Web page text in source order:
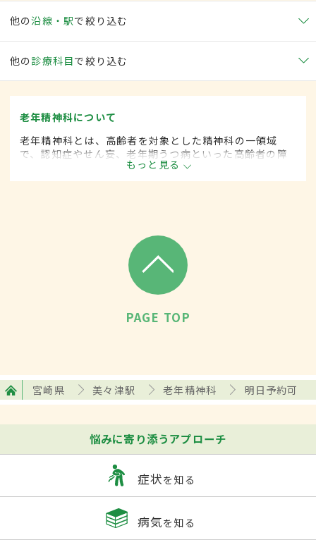
他の沿線・駅で絞り込む
他の 診療科目で絞り込む
老年精神科について
老年精神科とは、高齢者を対象とした精神科の一領域
で、認知症やせん妄、老年期うつ病といった高齢者の障
害の診断・治療を行います。
もっと見る
PAGE TOP
宮崎県 美々津駅 老年精神科 明日予約可
悩みに寄り添うアプローチ
症状を知る
病気を知る